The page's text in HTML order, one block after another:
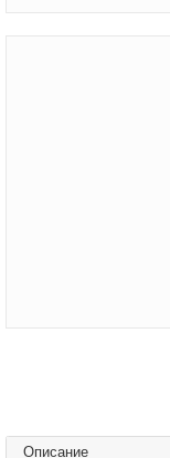
Описание